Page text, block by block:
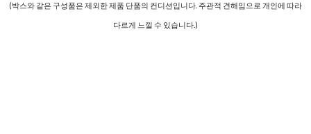
(박스와 같은 구성품은 제외한 제품 단품의 컨디션입니다. 주관적 견해임으로 개인에 따라
다르게 느낄 수 있습니다.)